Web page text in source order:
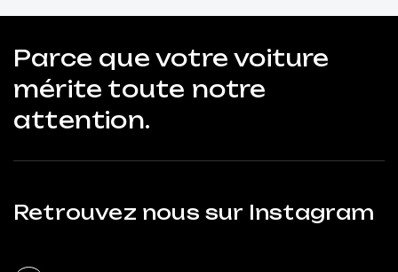
Parce que votre voiture
mérite toute notre
attention.
Retrouvez nous sur Instagram